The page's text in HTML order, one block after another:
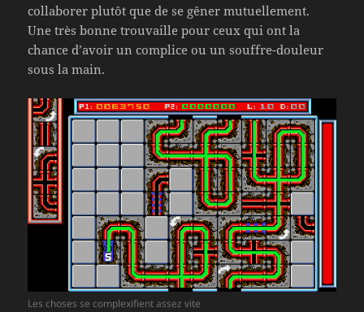
collaborer plutôt que de se gêner mutuellement.
Une très bonne trouvaille pour ceux qui ont la
chance d’avoir un complice ou un souffre-douleur
sous la main.
Les choses se complexifient assez vite